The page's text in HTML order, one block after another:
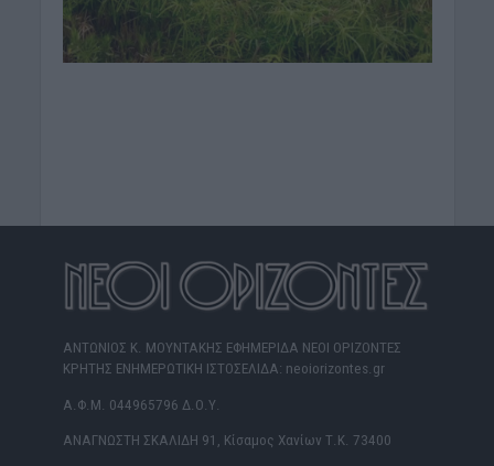
ΑΝΤΩΝΙΟΣ Κ. ΜΟΥΝΤΑΚΗΣ ΕΦΗΜΕΡΙΔΑ ΝΕΟΙ ΟΡΙΖΟΝΤΕΣ
ΚΡΗΤΗΣ ΕΝΗΜΕΡΩΤΙΚΗ ΙΣΤΟΣΕΛΙΔΑ: neoiorizontes.gr
Α.Φ.Μ. 044965796 Δ.Ο.Υ.
ΑΝΑΓΝΩΣΤΗ ΣΚΑΛΙΔΗ 91, Κίσαμος Χανίων Τ.Κ. 73400